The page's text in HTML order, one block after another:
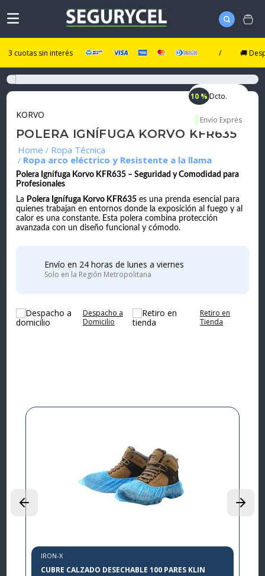
sin interés / 🚚 Despacho
10 % Dcto.
KORVO
POLERA IGNÍFUGA KORVO KFR635
Ropa Técnica
Ropa arco eléctrico y Resistente a la llama
Polera Ignífuga Korvo KFR635 – Seguridad y Comodidad para
Profesionales
La Polera Ignífuga Korvo KFR635 es una prenda esencial para
quienes trabajan en entornos donde la exposición al fuego y al
calor es una constante. Esta polera combina protección
avanzada con un diseño funcional y cómodo.
Envío en 24 horas de lunes a viernes
Solo en la Región Metropolitana
Despacho a
Domicilio
Retiro en
Tienda
IRON-X
CUBRE CALZADO DESECHABLE 100 PARES KLIN